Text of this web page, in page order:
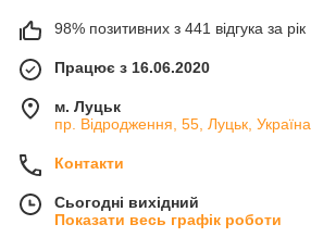
98% позитивних з 441 відгука за рік
Працює з 16.06.2020
м. Луцьк
пр. Відродження, 55, Луцьк, Україна
Контакти
Сьогодні вихідний
Показати весь графік роботи